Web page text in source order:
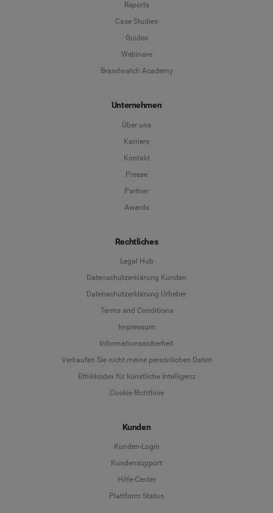
Reports
Case Studies
Guides
Webinare
Brandwatch Academy
Unternehmen
Über uns
Karriere
Kontakt
Presse
Partner
Awards
Rechtliches
Legal Hub
Datenschutzerklärung Kunden
Datenschutzerklärung Urheber
Terms and Conditions
Impressum
Informationssicherheit
Verkaufen Sie nicht meine persönlichen Daten
Ethikkodex für künstliche Intelligenz
Cookie Richtlinie
Kunden
Kunden-Login
Kundensupport
Hilfe-Center
Plattform Status
Deutsch
English